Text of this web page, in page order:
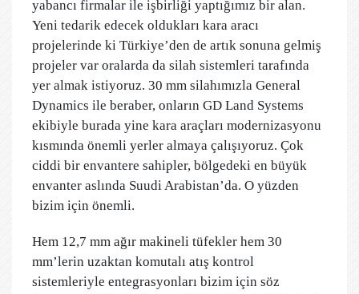
yabancı firmalar ile işbirliği yaptığımız bir alan.
Yeni tedarik edecek oldukları kara aracı
projelerinde ki Türkiye’den de artık sonuna gelmiş
projeler var oralarda da silah sistemleri tarafında
yer almak istiyoruz. 30 mm silahımızla General
Dynamics ile beraber, onların GD Land Systems
ekibiyle burada yine kara araçları modernizasyonu
kısmında önemli yerler almaya çalışıyoruz. Çok
ciddi bir envantere sahipler, bölgedeki en büyük
envanter aslında Suudi Arabistan’da. O yüzden
bizim için önemli.
Hem 12,7 mm ağır makineli tüfekler hem 30
mm’lerin uzaktan komutalı atış kontrol
sistemleriyle entegrasyonları bizim için söz